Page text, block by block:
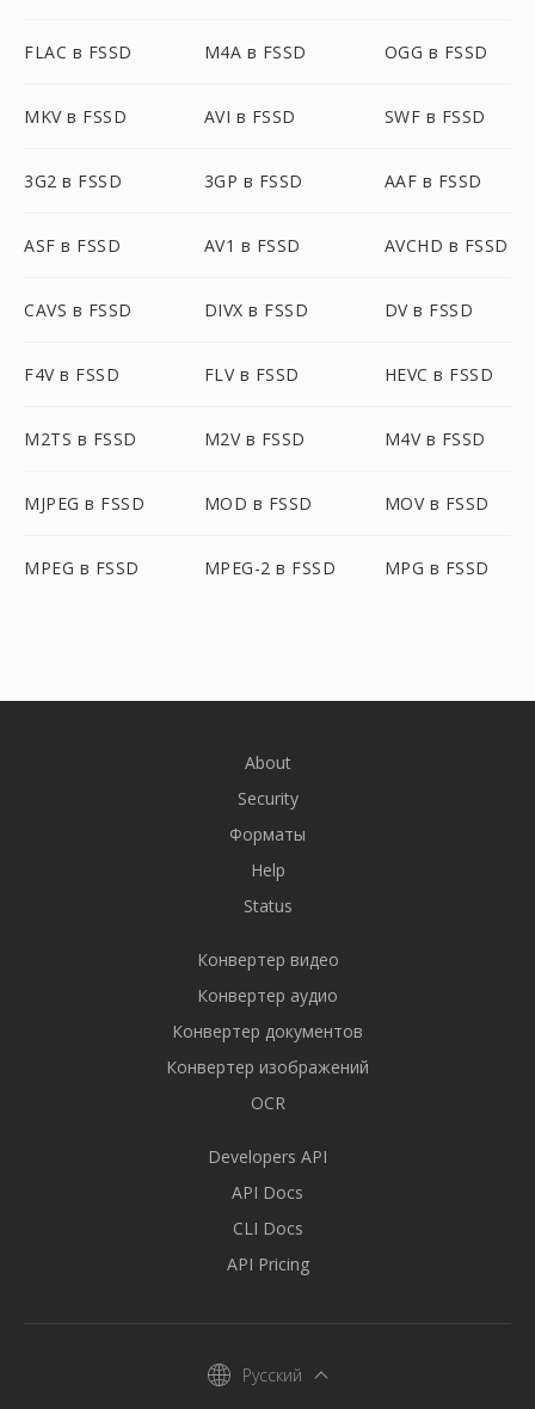
FLAC в FSSD M4A в FSSD OGG в FSSD
MKV в FSSD AVI в FSSD SWF в FSSD
3G2 в FSSD 3GP в FSSD AAF в FSSD
ASF в FSSD AV1 в FSSD AVCHD в FSSD
CAVS в FSSD DIVX в FSSD DV в FSSD
F4V в FSSD FLV в FSSD HEVC в FSSD
M2TS в FSSD M2V в FSSD M4V в FSSD
MJPEG в FSSD MOD в FSSD MOV в FSSD
MPEG в FSSD MPEG-2 в FSSD MPG в FSSD
About
Security
Форматы
Help
Status
Конвертер видео
Конвертер аудио
Конвертер документов
Конвертер изображений
OCR
Developers API
API Docs
CLI Docs
API Pricing
Русский